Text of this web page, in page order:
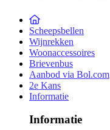
Scheepsbellen
Wijnrekken
Woonaccessoires
Brievenbus
Aanbod via Bol.com
2e Kans
Informatie
Informatie